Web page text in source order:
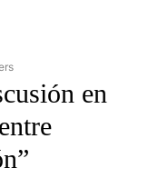
TO RECEIVE
en